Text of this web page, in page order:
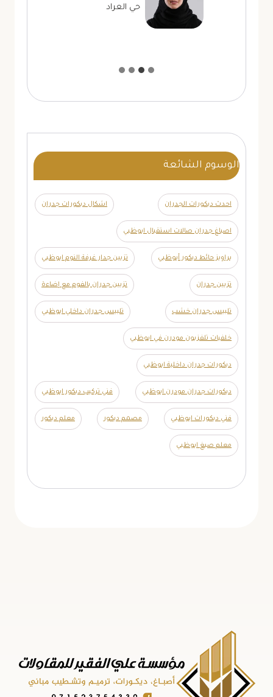
حي العراد
الوسوم الشائعة
احدث ديكورات الجدران اشكال ديكورات جدران
اصباغ جدران صالات استقبال ابوظبي
براويز حائط ديكور أبوظبي تزيين جدار غرفة النوم ابوظبي
تزيين جدران تزيين جدران بالفوم مع إضاءة
تلبيس جدران خشب تلبيس جدران داخلي ابوظبي
خلفيات تلفزيون مودرن في ابوظبي
ديكورات جدران داخلية ابوظبي
ديكورات جدران مودرن ابوظبي فني تركيب ديكور ابوظبي
فني ديكورات ابوظبي مصمم ديكور معلم ديكور
معلم صبغ ابوظبي